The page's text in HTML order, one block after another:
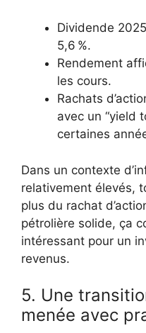
Dividende
5,6 %.
Rendement
les cours.
Rachats
avec un “yield
certaines
Dans un contexte
relativement élevés,
plus du rachat
pétrolière solide, ça
intéressant pour un
revenus.
5. Une
menée avec